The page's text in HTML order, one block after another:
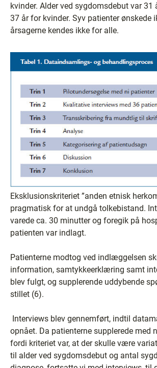
kvinder. Alder ved sygdomsdebut var
37 år for kvinder. Syv patienter ønskede
årsagerne kendes ikke for alle.
Eksklusionskriteriet ”anden etnisk
pragmatisk for at undgå tolkebistand.
varede ca. 30 minutter og foregik på
patienten var indlagt.
Patienterne modtog ved indlæggelsen
information, samtykkeerklæring samt
blev fulgt, og supplerende uddybende
stillet (6).
Interviews blev gennemført, indtil
opnået. Da patienterne supplerede med
fordi kriteriet var, at der skulle være
til alder ved sygdomsdebut og antal